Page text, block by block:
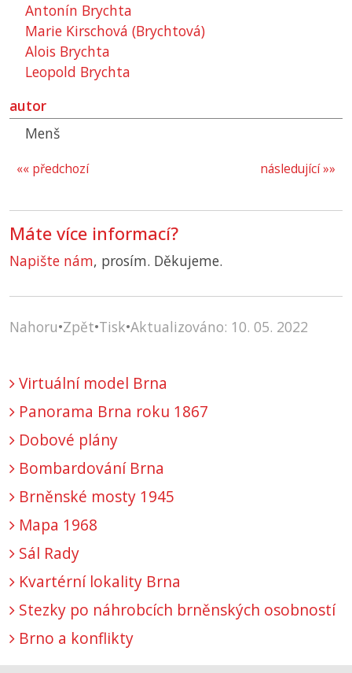
Antonín Brychta
Marie Kirschová (Brychtová)
Alois Brychta
Leopold Brychta
autor
Menš
následující »»
«« předchozí
Máte více informací?
Napište nám, prosím. Děkujeme.
Nahoru•Zpět•Tisk•Aktualizováno: 10. 05. 2022
Virtuální model Brna
Panorama Brna roku 1867
Dobové plány
Bombardování Brna
Brněnské mosty 1945
Mapa 1968
Sál Rady
Kvartérní lokality Brna
Stezky po náhrobcích brněnských osobností
Brno a konflikty